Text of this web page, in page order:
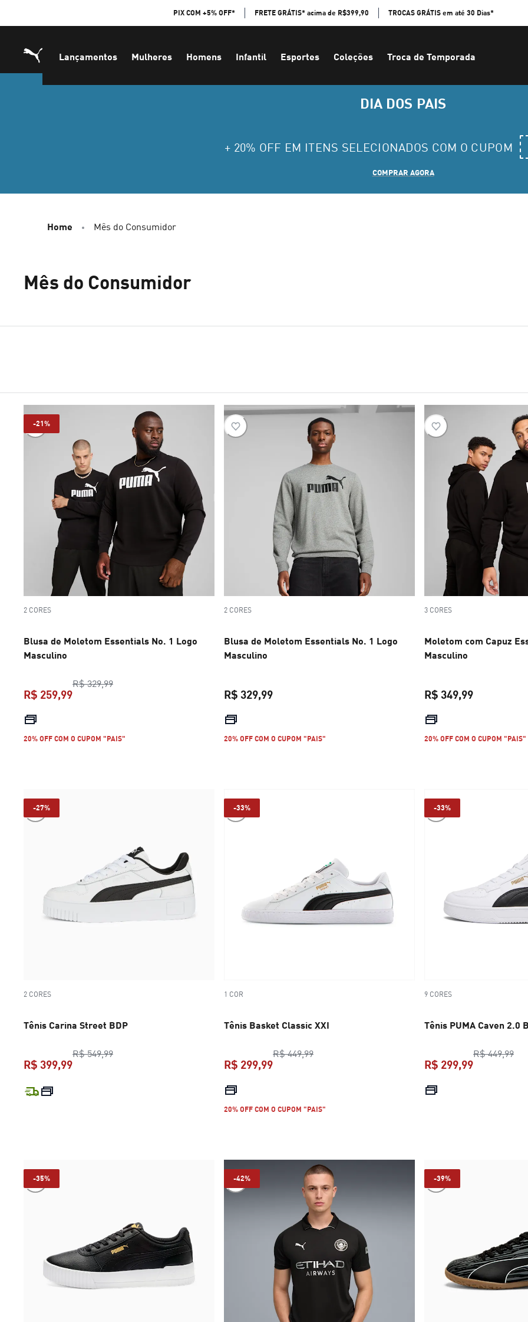
PIX COM +5% OFF* FRETE GRÁTIS* acima de R$399,90 TROCAS GRÁTIS em até 30 Dias*
Lançamentos Mulheres Homens Infantil Esportes Coleções Troca de Temporada
DIA DOS PAIS
+ 20% OFF EM ITENS SELECIONADOS COM O CUPOM
COMPRAR AGORA
Home Mês do Consumidor
Mês do Consumidor
-21%
2 CORES
Blusa de Moletom Essentials No. 1 Logo
Masculino
R$ 329,99preço original R$ 329,99
R$ 259,99
20% OFF COM O CUPOM "PAIS"
2 CORES
Blusa de Moletom Essentials No. 1 Logo
Masculino
R$ 329,99
20% OFF COM O CUPOM "PAIS"
3 CORES
Moletom com Capuz
Masculino
R$ 349,99
20% OFF COM O CUPOM "PAIS"
-27%
2 CORES
Tênis Carina Street BDP
R$ 549,99preço original R$ 549,99
R$ 399,99
-33%
1 COR
Tênis Basket Classic XXI
R$ 449,99preço original R$ 449,99
R$ 299,99
20% OFF COM O CUPOM "PAIS"
-33%
9 CORES
Tênis PUMA Caven 2.0
R$ 449,99
R$ 299,99
-35% -42% -39%